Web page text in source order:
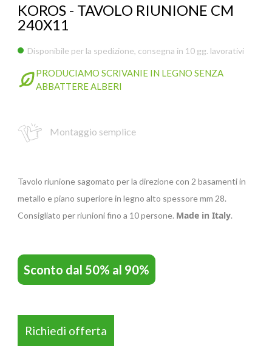
KOROS - TAVOLO RIUNIONE CM
240X11
Disponibile per la spedizione, consegna in 10 gg. lavorativi
PRODUCIAMO SCRIVANIE IN LEGNO SENZA
ABBATTERE ALBERI
Montaggio semplice
Tavolo riunione sagomato per la direzione con 2 basamenti in
metallo e piano superiore in legno alto spessore mm 28.
Consigliato per riunioni fino a 10 persone. Made in Italy.
Sconto dal 50% al 90%
Richiedi offerta